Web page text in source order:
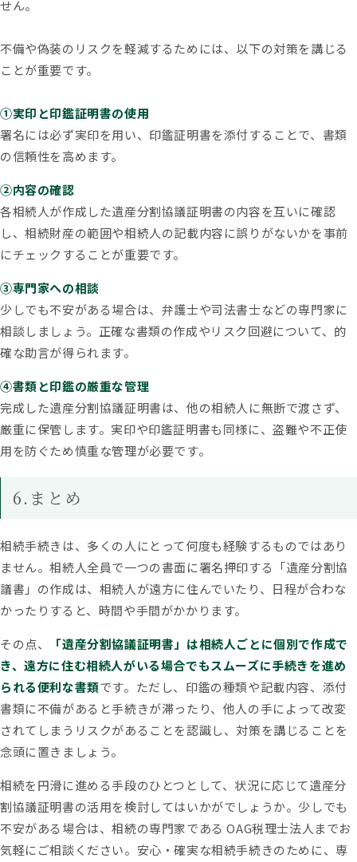
せん。
不備や偽装のリスクを軽減するためには、以下の対策を講じる
ことが重要です。
①実印と印鑑証明書の使用
署名には必ず実印を用い、印鑑証明書を添付することで、書類
の信頼性を高めます。
②内容の確認
各相続人が作成した遺産分割協議証明書の内容を互いに確認
し、相続財産の範囲や相続人の記載内容に誤りがないかを事前
にチェックすることが重要です。
③専門家への相談
少しでも不安がある場合は、弁護士や司法書士などの専門家に
相談しましょう。正確な書類の作成やリスク回避について、的
確な助言が得られます。
④書類と印鑑の厳重な管理
完成した遺産分割協議証明書は、他の相続人に無断で渡さず、
厳重に保管します。実印や印鑑証明書も同様に、盗難や不正使
用を防ぐため慎重な管理が必要です。
6.まとめ
相続手続きは、多くの人にとって何度も経験するものではあり
ません。相続人全員で一つの書面に署名押印する「遺産分割協
議書」の作成は、相続人が遠方に住んでいたり、日程が合わな
かったりすると、時間や手間がかかります。
その点、
「遺産分割協議証明書」は相続人ごとに個別で作成で
き、遠方に住む相続人がいる場合でもスムーズに手続きを進め
られる便利な書類です。ただし、印鑑の種類や記載内容、添付
書類に不備があると手続きが滞ったり、他人の手によって改変
されてしまうリスクがあることを認識し、対策を講じることを
念頭に置きましょう。
相続を円滑に進める手段のひとつとして、状況に応じて遺産分
割協議証明書の活用を検討してはいかがでしょうか。少しでも
不安がある場合は、相続の専門家である OAG税理士法人までお
気軽にご相談ください。安心・確実な相続手続きのために、専